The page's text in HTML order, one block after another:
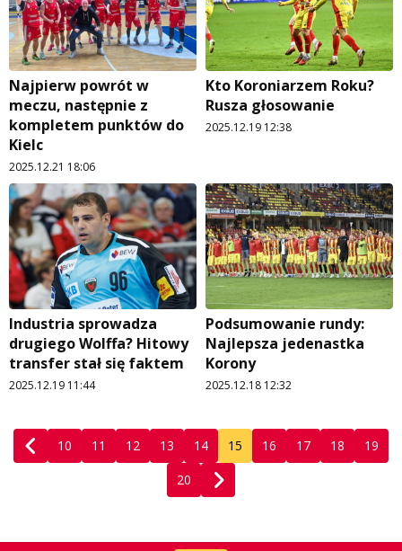
Najpierw powrót w
meczu, następnie z
kompletem punktów do
Kielc
2025.12.21 18:06
Kto Koroniarzem Roku?
Rusza głosowanie
2025.12.19 12:38
Industria sprowadza
drugiego Wolffa? Hitowy
transfer stał się faktem
2025.12.19 11:44
Podsumowanie rundy:
Najlepsza jedenastka
Korony
2025.12.18 12:32
10 11 12 13 14 15 16 17 18
19
20